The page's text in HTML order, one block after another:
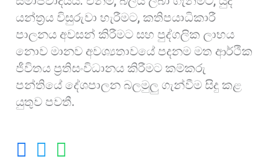
යන්ත්‍රය විසුරුවා හැරීමට, කතිපයාධිකාරී
පාලනය අවසන් කිරීමට සහ පුද්ගලික ලාභය
නොව මානව අවශ්‍යතාවයේ පදනම මත ආර්ථික
ජීවිතය ප්‍රතිසංවිධානය කිරීමට කම්කරු
පන්තියේ දේශපාලන බලමුලු ගැන්වීම සිදු කළ
යුතුව පවතී.